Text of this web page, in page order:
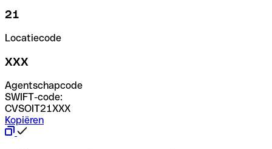
21
Locatiecode
XXX
Agentschapcode
SWIFT-code:
CVSOIT21XXX
Kopiëren